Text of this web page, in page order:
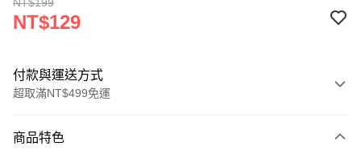
NT$129
付款與運送方式
超取滿NT$499免運
信用卡一次付款
商品特色